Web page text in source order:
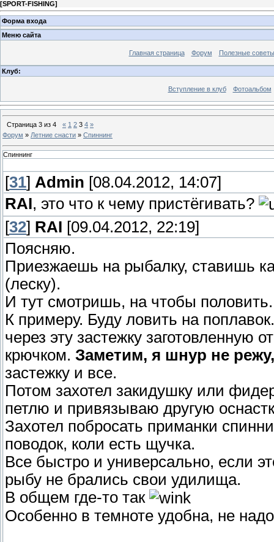
[SPORT-FISHING]
Форма входа
Меню сайта
Главная страница Форум Полезные советы
Клуб:
Вступление в клуб Фотоальбом
Страница 3 из 4 « 1 2 3 4 »
Форум » Летние снасти » Спиннинг
Спиннинг
[31] Admin [08.04.2012, 14:07]
RAI, это что к чему пристёгивать?
[32] RAI [09.04.2012, 22:19]
Поясняю.
Приезжаешь на рыбалку, ставишь
(леску).
И тут смотришь, на чтобы половить.
К примеру. Буду ловить на
через эту застежку заготовленную
крючком. Заметим, я шнур не
застежку и все.
Потом захотел закидушку или
петлю и привязываю другую
Захотел побросать приманки
поводок, коли есть щучка.
Все быстро и универсально, если
рыбу не брались свои удилища.
В общем где-то так
Особенно в темноте удобна, не